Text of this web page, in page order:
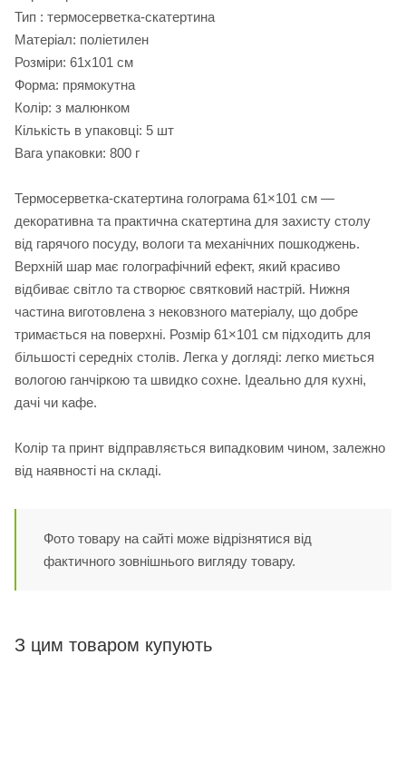
Тип : термосерветка-скатертина
Матеріал: поліетилен
Розміри: 61х101 см
Форма: прямокутна
Колір: з малюнком
Кількість в упаковці: 5 шт
Вага упаковки: 800 г
Термосерветка-скатертина голограма 61×101 см —
декоративна та практична скатертина для захисту столу
від гарячого посуду, вологи та механічних пошкоджень.
Верхній шар має голографічний ефект, який красиво
відбиває світло та створює святковий настрій. Нижня
частина виготовлена з нековзного матеріалу, що добре
тримається на поверхні. Розмір 61×101 см підходить для
більшості середніх столів. Легка у догляді: легко миється
вологою ганчіркою та швидко сохне. Ідеально для кухні,
дачі чи кафе.
Колір та принт відправляється випадковим чином, залежно
від наявності на складі.
Фото товару на сайті може відрізнятися від
фактичного зовнішнього вигляду товару.
З цим товаром купують